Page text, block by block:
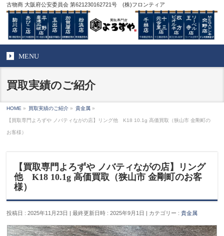
古物商 大阪府公安委員会 第621230162721号 (株)フロンティア
MENU
買取実績のご紹介
HOME » 買取実績のご紹介 » 貴金属 »
【買取専門よろずや ノバティながの店】リング他 K18 10.1g 高価買取（狭山市 金剛町の
お客様）
【買取専門よろずや ノバティながの店】リング
他 K18 10.1g 高価買取（狭山市 金剛町のお客
様）
投稿日 : 2025年11月23日 最終更新日時 : 2025年9月1日 カテゴリー :貴金属